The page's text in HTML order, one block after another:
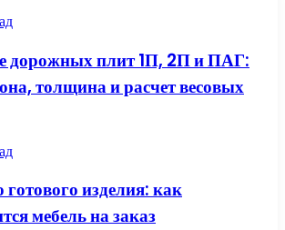
дорожных плит 1П, 2П и ПАГ:
толщина и расчет весовых
готового изделия: как
мебель на заказ